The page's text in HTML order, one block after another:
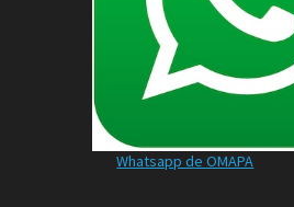
Whatsapp de OMAPA